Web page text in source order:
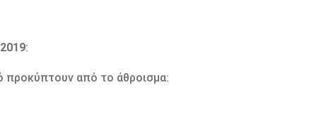
:
από το άθροισμα: